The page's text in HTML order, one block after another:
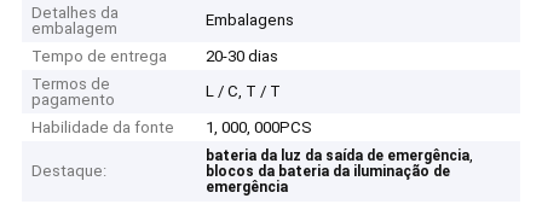
Detalhes da
embalagem
Embalagens
Tempo de entrega
20-30 dias
Termos de
pagamento
L / C, T / T
Habilidade da fonte
1, 000, 000PCS
Destaque:
bateria da luz da saída de emergência,
blocos da bateria da iluminação de
emergência